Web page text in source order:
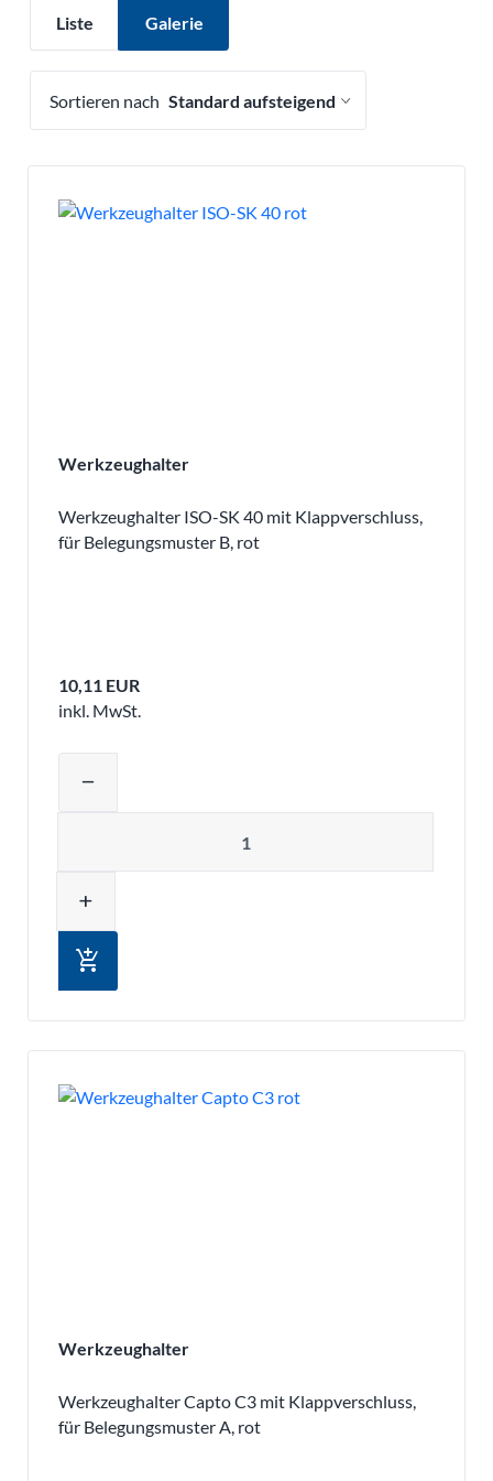
Liste Galerie
Sortieren nach
Werkzeughalter
Werkzeughalter ISO-SK 40 mit Klappverschluss,
für Belegungsmuster B, rot
10,11 EUR
inkl. MwSt.
remove
add
add_shopping_cart
Werkzeughalter
Werkzeughalter Capto C3 mit Klappverschluss,
für Belegungsmuster A, rot